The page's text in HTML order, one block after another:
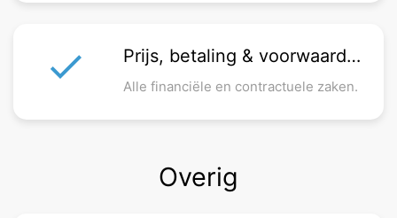
check Prijs, betaling & voorwaarden
Alle financiële en contractuele zaken.
Overig